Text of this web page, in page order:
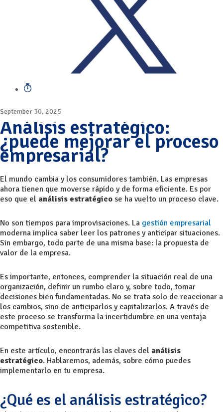
September 30, 2025
Análisis estratégico:
¿puede mejorar el proceso
empresarial?
El mundo cambia y los consumidores también. Las empresas
ahora tienen que moverse rápido y de forma eficiente. Es por
eso que el análisis estratégico se ha vuelto un proceso clave.
No son tiempos para improvisaciones. La gestión empresarial
moderna implica saber leer los patrones y anticipar situaciones.
Sin embargo, todo parte de una misma base: la propuesta de
valor de la empresa.
Es importante, entonces, comprender la situación real de una
organización, definir un rumbo claro y, sobre todo, tomar
decisiones bien fundamentadas. No se trata solo de reaccionar a
los cambios, sino de anticiparlos y capitalizarlos. A través de
este proceso se transforma la incertidumbre en una ventaja
competitiva sostenible.
En este artículo, encontrarás las claves del análisis
estratégico. Hablaremos, además, sobre cómo puedes
implementarlo en tu empresa.
¿Qué es el análisis estratégico?